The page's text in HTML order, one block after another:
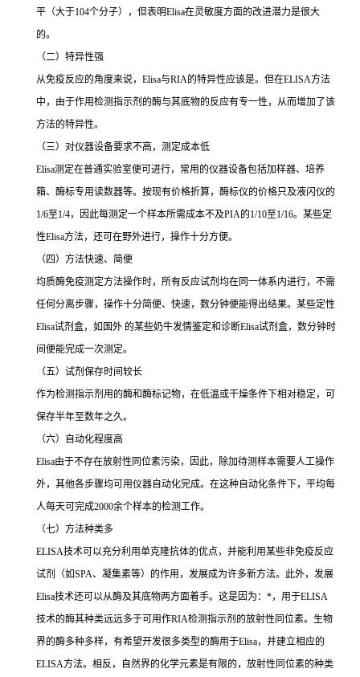
平（大于104个分子），但表明Elisa在灵敏度方面的改进潜力是很大
的。
（二）特异性强
从免疫反应的角度来说， Elisa与RIA的特异性应该是。但在ELISA方法
中，由于作用检测指示剂的酶与其底物的反应有专一性，从而增加了该
方法的特异性。
（三）对仪器设备要求不高，测定成本低
Elisa测定在普通实验室便可进行，常用的仪器设备包括加样器、培养
箱、酶标专用读数器等。按现有价格折算，酶标仪的价格只及液闪仪的
1/6至1/4，因此每测定一个样本所需成本不及PIA的1/10至1/16。某些定
性Elisa方法，还可在野外进行，操作十分方便。
（四）方法快速、简便
均质酶免疫测定方法操作时，所有反应试剂均在同一体系内进行，不需
任何分离步骤，操作十分简便、快速，数分钟便能得出结果。某些定性
Elisa试剂盒，如国外 的某些奶牛发情鉴定和诊断Elisa试剂盒，数分钟时
间便能完成一次测定。
（五）试剂保存时间较长
作为检测指示剂用的酶和酶标记物，在低温或干燥条件下相对稳定，可
保存半年至数年之久。
（六）自动化程度高
Elisa由于不存在放射性同位素污染，因此，除加待测样本需要人工操作
外，其他各步骤均可用仪器自动化完成。在这种自动化条件下，平均每
人每天可完成2000余个样本的检测工作。
（七）方法种类多
ELISA技术可以充分利用单克隆抗体的优点，并能利用某些非免疫反应
试剂（如SPA、凝集素等）的作用，发展成为许多新方法。此外，发展
Elisa技术还可以从酶及其底物两方面着手。这是因为： *，用于ELISA
技术的酶其种类远远多于可用作RIA检测指示剂的放射性同位素。生物
界的酶多种多样，有希望开发很多类型的酶用于Elisa，并建立相应的
ELISA方法。相反，自然界的化学元素是有限的，放射性同位素的种类